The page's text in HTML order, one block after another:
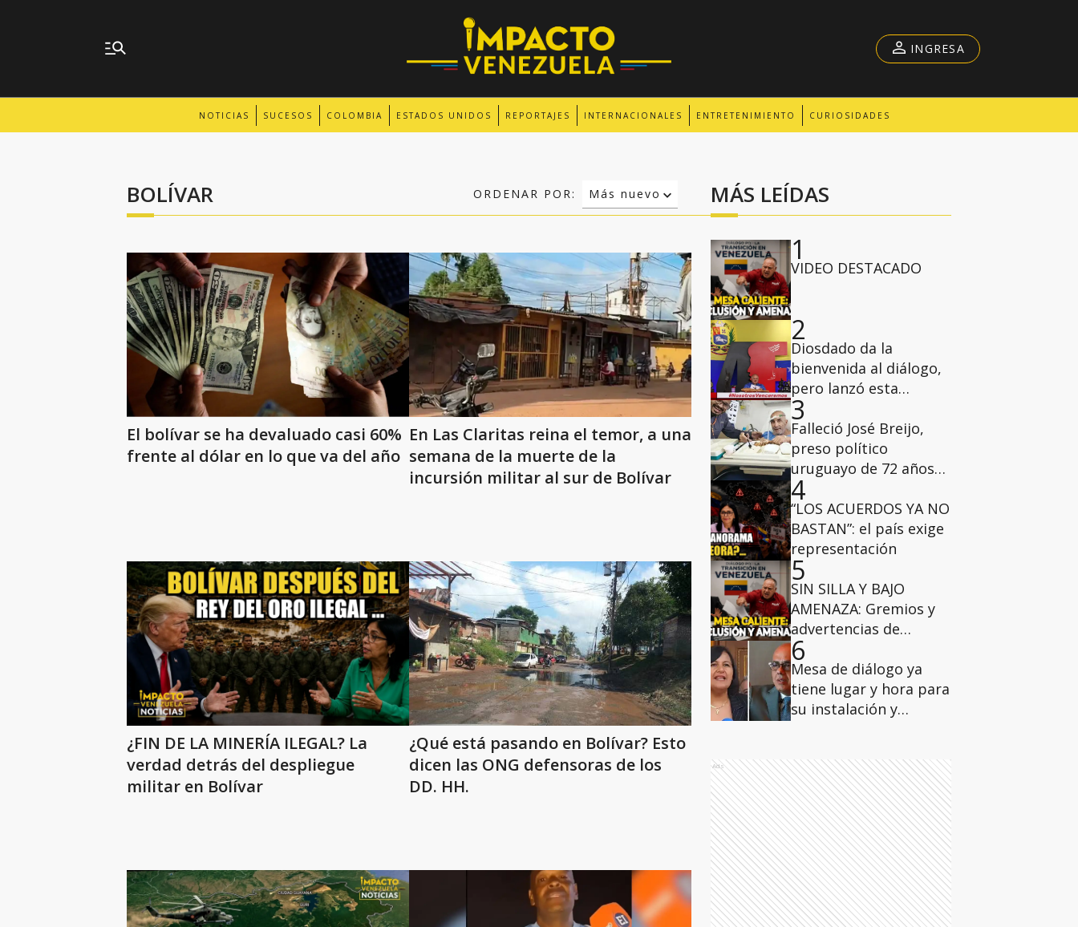
NOTICIAS SUCESOS COLOMBIA ESTADOS UNIDOS REPORTAJES INTERNACIONALES ENTRETENIMIENTO CURIOSIDADES
INGRESA
BOLÍVAR ORDENAR POR:
Más nuevo
Relevancia
El bolívar se ha devaluado casi 60%
frente al dólar en lo que va del año
En Las Claritas reina el temor, a una
semana de la muerte de la
incursión militar al sur de Bolívar
¿FIN DE LA MINERÍA ILEGAL? La
verdad detrás del despliegue
militar en Bolívar
¿Qué está pasando en Bolívar? Esto
dicen las ONG defensoras de los
DD. HH.
MÁS LEÍDAS
1
VIDEO DESTACADO
2
Diosdado da la
bienvenida al diálogo,
pero lanzó esta
advertencia a los
diputados de la AN del
2015
3
Falleció José Breijo,
preso político
uruguayo de 72 años
que tenía casa por
cárcel
4
“LOS ACUERDOS YA NO
BASTAN”: el país exige
representación
5
SIN SILLA Y BAJO
AMENAZA: Gremios y
advertencias de
Diosdado Cabello
marcan el inicio del
diálogo
6
Mesa de diálogo ya
tiene lugar y hora para
su instalación y
Ads